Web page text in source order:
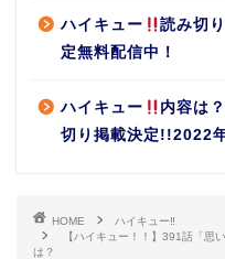
ハイキュー
読み切
定無料配信中！
ハイキュー
内容は
切り掲載決定!!2022
HOME
ハイキュー‼︎
【ハイキュー！！】391話「
は？